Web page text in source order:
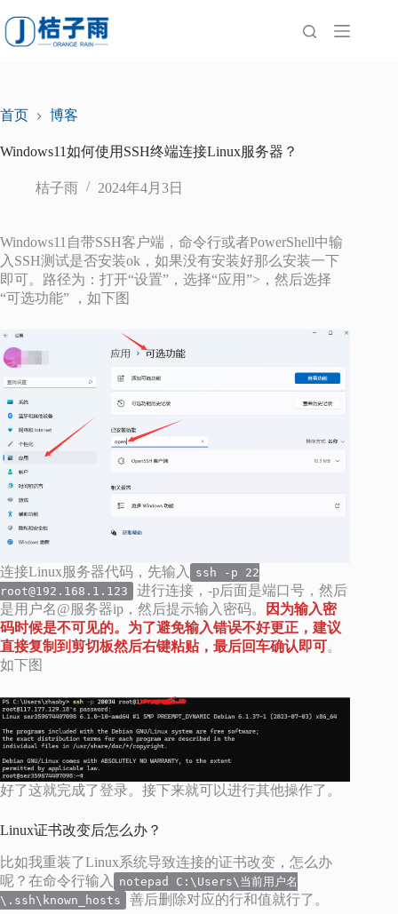
至
内
首页 博客
Windows11如何使用SSH终端连接Linux服务器？
桔子雨 2024年4月3日
Windows11自带SSH客户端，命令行或者PowerShell中输
入SSH测试是否安装ok，如果没有安装好那么安装一下
即可。路径为：打开“设置”，选择“应用”>，然后选择
“可选功能” ，如下图
连接Linux服务器代码，先输入
ssh -p 22
root@192.168.1.123
进行连接，-p后面是端口号，然后
是用户名@服务器ip，然后提示输入密码。
因为输入密
码时候是不可见的。为了避免输入错误不好更正，建议
直接复制到剪切板然后右键粘贴，最后回车确认即可。
如下图
好了这就完成了登录。接下来就可以进行其他操作了。
Linux证书改变后怎么办？
比如我重装了Linux系统导致连接的证书改变，怎么办
呢？在命令行输入
notepad C:\Users\当前用户名
\.ssh\known_hosts
善后删除对应的行和值就行了。